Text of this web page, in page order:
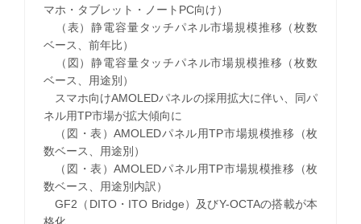
マホ・タブレット・ノートPC向け）
（表）静電容量タッチパネル市場規模推移（枚数
ベース、前年比）
（図）静電容量タッチパネル市場規模推移（枚数
ベース、用途別）
スマホ向けAMOLEDパネルの採用拡大に伴い、同パ
ネル用TP市場が拡大傾向に
（図・表）AMOLEDパネル用TP市場規模推移（枚
数ベース、用途別）
（図・表）AMOLEDパネル用TP市場規模推移（枚
数ベース、用途別内訳）
GF2（DITO・ITO Bridge）及びY-OCTAの搭載が本